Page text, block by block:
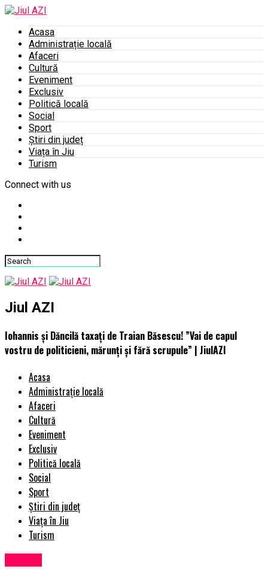
Acasa
Administrație locală
Afaceri
Cultură
Eveniment
Exclusiv
Politică locală
Social
Sport
Știri din județ
Viața în Jiu
Turism
Connect with us
Jiul AZI
Iohannis și Dăncilă taxați de Traian Băsescu! ”Vai de capul
vostru de politicieni, mărunţi şi fără scrupule” | JiulAZI
Acasa
Administrație locală
Afaceri
Cultură
Eveniment
Exclusiv
Politică locală
Social
Sport
Știri din județ
Viața în Jiu
Turism